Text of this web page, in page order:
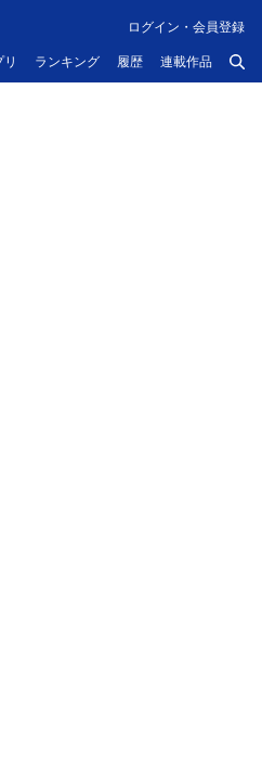
リ ランキング 履歴 連載作品
ログイン・会員登録